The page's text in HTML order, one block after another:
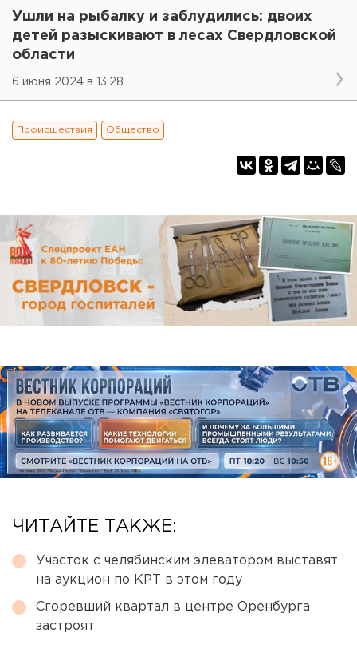
Ушли на рыбалку и заблудились: двоих
детей разыскивают в лесах Свердловской
области
6 июня 2024 в 13:28
Происшествия Общество
ЧИТАЙТЕ ТАКЖЕ:
Участок с челябинским элеватором выставят
на аукцион по КРТ в этом году
Сгоревший квартал в центре Оренбурга
застроят